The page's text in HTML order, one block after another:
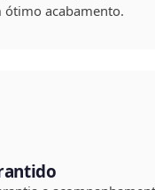
ótimo acabamento.